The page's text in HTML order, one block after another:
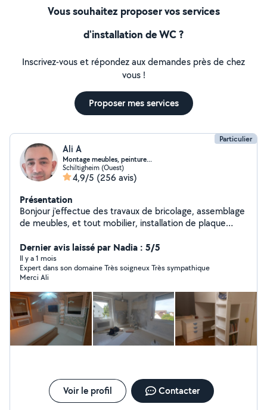
Vous souhaitez proposer vos services
d'installation de WC ?
Inscrivez-vous et répondez aux demandes près de chez
vous !
Proposer mes services
Particulier
Ali A
Montage meubles, peinture...
Schiltigheim (Ouest)
4,9/5 (256 avis)
Présentation
Bonjour j'effectue des travaux de bricolage, assemblage
de meubles, et tout mobilier, installation de plaque
tringles à rideaux, perçage tous murs, fixation
éléments... Peinture, rafraîchissement, réparation de
murs endommagés.
Dernier avis laissé par Nadia : 5/5
Il y a 1 mois
Expert dans son domaine Très soigneux Très sympathique
Merci Ali
Voir le profil Contacter